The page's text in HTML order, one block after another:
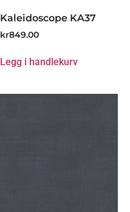
Kaleidoscope KA37
kr849.00
Legg i handlekurv